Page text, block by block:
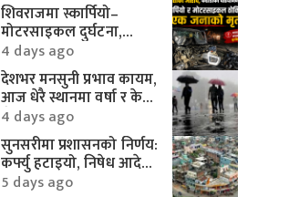
शिवराजमा स्कार्पियो–
मोटरसाइकल दुर्घटना,
एकको मृत्यु
4 days ago
देशभर मनसुनी प्रभाव कायम,
आज धेरै स्थानमा वर्षा र केही
क्षेत्रमा भारी वर्षाको
सम्भावना
4 days ago
सुनसरीमा प्रशासनको निर्णय:
कर्फ्यु हटाइयो, निषेध आदेश
यथावत्
5 days ago